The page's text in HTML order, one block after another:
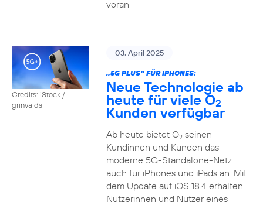
voran
Credits: iStock /
grinvalds
03. April 2025
„5G PLUS“ FÜR IPHONES:
Neue Technologie ab
heute für viele O2
Kunden verfügbar
Ab heute bietet O2seinen
Kundinnen und Kunden das
moderne 5G-Standalone-Netz
auch für iPhones und iPads an: Mit
dem Update auf iOS 18.4 erhalten
Nutzerinnen und Nutzer eines